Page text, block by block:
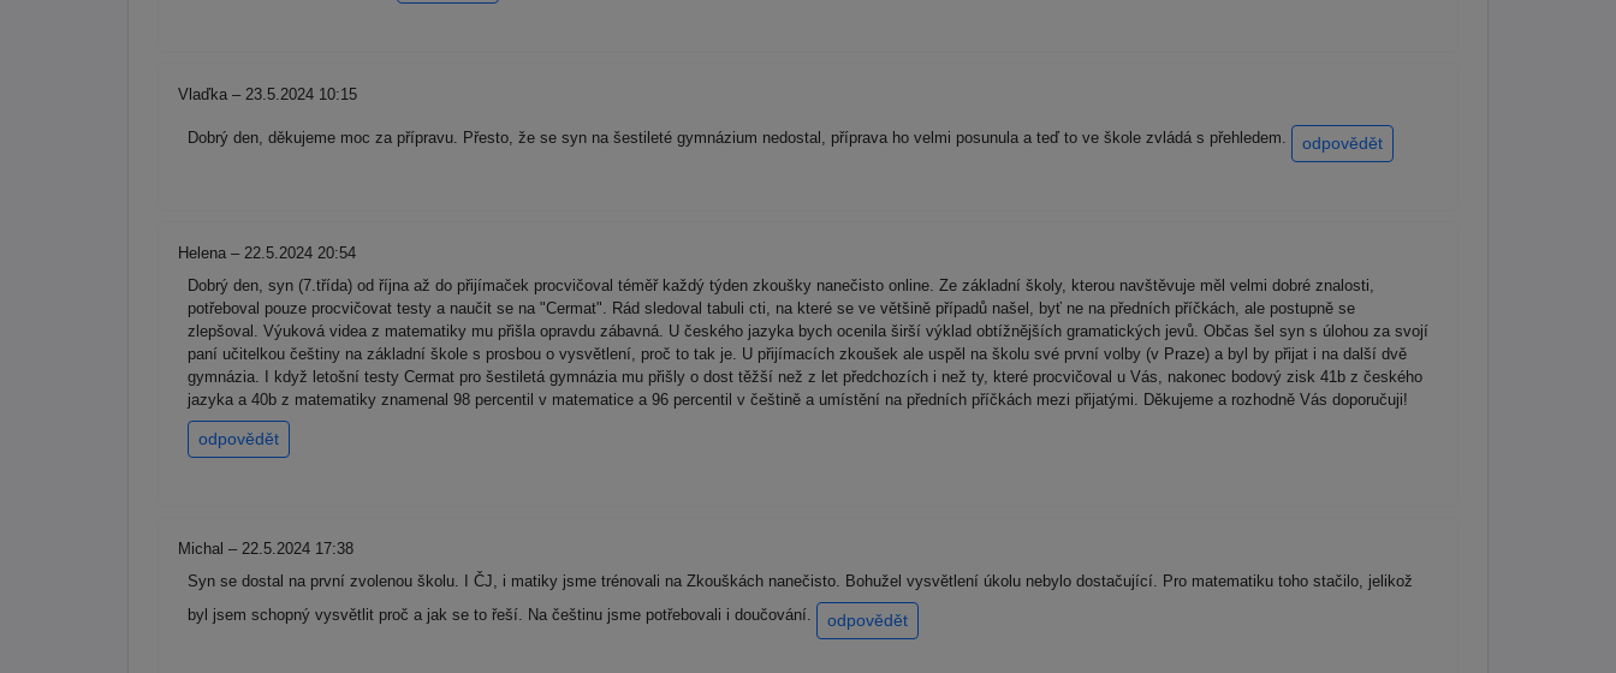
Vlaďka – 23.5.2024 10:15
Dobrý den, děkujeme moc za přípravu. Přesto, že se syn na šestileté gymnázium nedostal, příprava ho velmi posunula a teď to ve škole zvládá s přehledem. odpovědět
Helena – 22.5.2024 20:54
Dobrý den, syn (7.třída) od října až do přijímaček procvičoval téměř každý týden zkoušky nanečisto online. Ze základní školy, kterou navštěvuje měl velmi dobré znalosti,
potřeboval pouze procvičovat testy a naučit se na "Cermat". Rád sledoval tabuli cti, na které se ve většině případů našel, byť ne na předních příčkách, ale postupně se
zlepšoval. Výuková videa z matematiky mu přišla opravdu zábavná. U českého jazyka bych ocenila širší výklad obtížnějších gramatických jevů. Občas šel syn s úlohou za svojí
paní učitelkou češtiny na základní škole s prosbou o vysvětlení, proč to tak je. U přijímacích zkoušek ale uspěl na školu své první volby (v Praze) a byl by přijat i na další dvě
gymnázia. I když letošní testy Cermat pro šestiletá gymnázia mu přišly o dost těžší než z let předchozích i než ty, které procvičoval u Vás, nakonec bodový zisk 41b z českého
jazyka a 40b z matematiky znamenal 98 percentil v matematice a 96 percentil v češtině a umístění na předních příčkách mezi přijatými. Děkujeme a rozhodně Vás doporučuji!
odpovědět
Michal – 22.5.2024 17:38
Syn se dostal na první zvolenou školu. I ČJ, i matiky jsme trénovali na Zkouškách nanečisto. Bohužel vysvětlení úkolu nebylo dostačující. Pro matematiku toho stačilo, jelikož
byl jsem schopný vysvětlit proč a jak se to řeší. Na češtinu jsme potřebovali i doučování.
odpovědět